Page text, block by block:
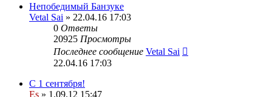
Непобедимый Банзуке
Vetal Sai » 22.04.16 17:03
0 Ответы
20925 Просмотры
Последнее сообщение Vetal Sai
22.04.16 17:03
С 1 сентября!
Es » 1.09.12 15:47